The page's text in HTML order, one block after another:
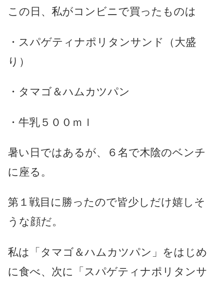
この日、私がコンビニで買ったものは
・スパゲティナポリタンサンド（大盛
り）
・タマゴ＆ハムカツパン
・牛乳５００ｍｌ
暑い日ではあるが、６名で木陰のベンチ
に座る。
第１戦目に勝ったので皆少しだけ嬉しそ
うな顔だ。
私は「タマゴ＆ハムカツパン」をはじめ
に食べ、次に「スパゲティナポリタンサ